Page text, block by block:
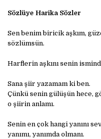
Sözlüye Harika Sözler
Sen benim biricik aşkım,
sözlümsün.
Harflerin aşkını senin
Sana şiir yazamam ki ben.
Çünkü senin gülüşün hece,
o şiirin anlamı.
Senin en çok hangi yanını
yanımı, yanımda olmanı.